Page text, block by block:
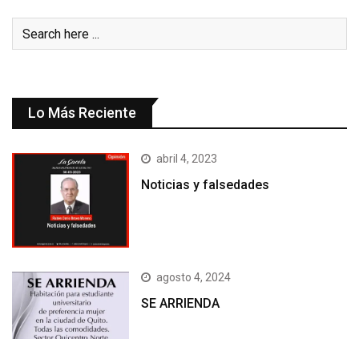
Lo Más Reciente
abril 4, 2023
Noticias y falsedades
agosto 4, 2024
SE ARRIENDA